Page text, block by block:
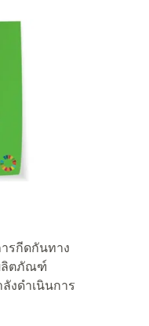
รกีดกันทาง
ลิตภัณฑ์
งดำเนินการ